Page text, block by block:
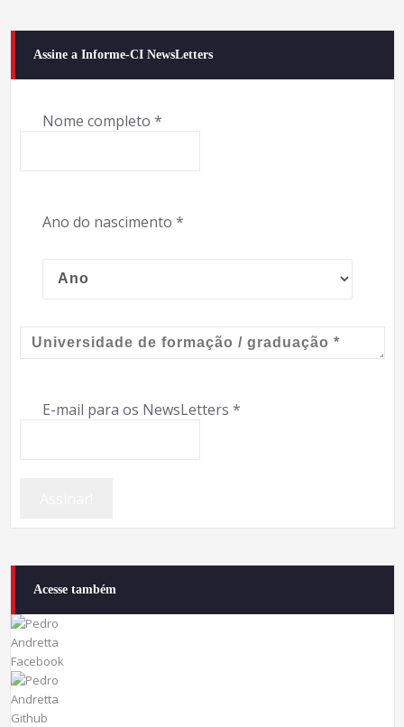
Assine a Informe-CI NewsLetters
Nome completo *
Ano do nascimento *
E-mail para os NewsLetters *
Acesse também